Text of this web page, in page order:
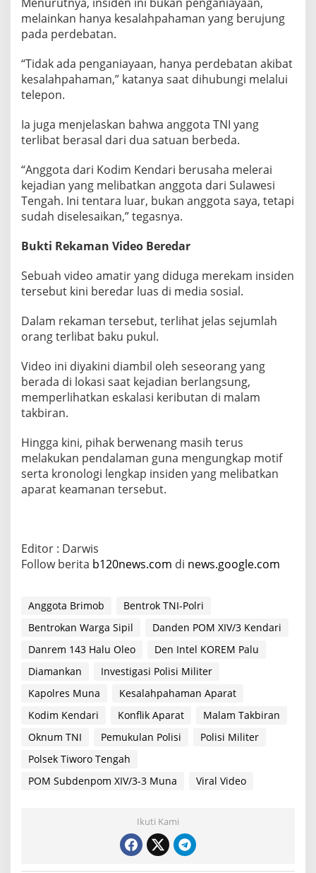
melainkan hanya kesalahpahaman yang berujung
pada perdebatan.
“Tidak ada penganiayaan, hanya perdebatan akibat
kesalahpahaman,” katanya saat dihubungi melalui
telepon.
Ia juga menjelaskan bahwa anggota TNI yang
terlibat berasal dari dua satuan berbeda.
“Anggota dari Kodim Kendari berusaha melerai
kejadian yang melibatkan anggota dari Sulawesi
Tengah. Ini tentara luar, bukan anggota saya, tetapi
sudah diselesaikan,” tegasnya.
Bukti Rekaman Video Beredar
Sebuah video amatir yang diduga merekam insiden
tersebut kini beredar luas di media sosial.
Dalam rekaman tersebut, terlihat jelas sejumlah
orang terlibat baku pukul.
Video ini diyakini diambil oleh seseorang yang
berada di lokasi saat kejadian berlangsung,
memperlihatkan eskalasi keributan di malam
takbiran.
Hingga kini, pihak berwenang masih terus
melakukan pendalaman guna mengungkap motif
serta kronologi lengkap insiden yang melibatkan
aparat keamanan tersebut.
Editor : Darwis
Follow berita b120news.com di news.google.com
Anggota Brimob
Bentrok TNI-Polri
Bentrokan Warga Sipil
Danden POM XIV/3 Kendari
Danrem 143 Halu Oleo
Den Intel KOREM Palu
Diamankan
Investigasi Polisi Militer
Kapolres Muna
Kesalahpahaman Aparat
Kodim Kendari
Konflik Aparat
Malam Takbiran
Oknum TNI
Pemukulan Polisi
Polisi Militer
Polsek Tiworo Tengah
POM Subdenpom XIV/3-3 Muna
Viral Video
Ikuti Kami